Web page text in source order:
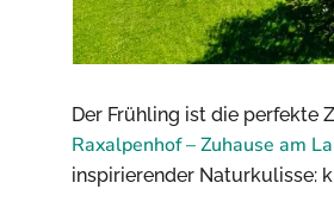
Der Frühling ist die perfekte
Raxalpenhof – Zuhause am
inspirierender Naturkulisse: